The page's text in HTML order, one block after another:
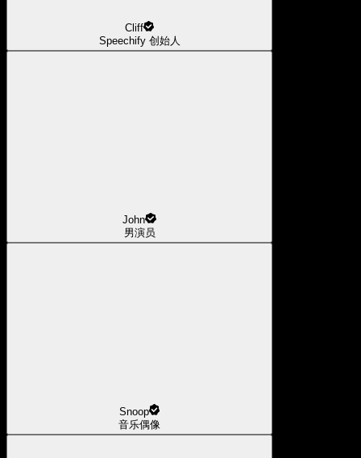
Cliff
Speechify 创始人
John
男演员
Snoop
音乐偶像